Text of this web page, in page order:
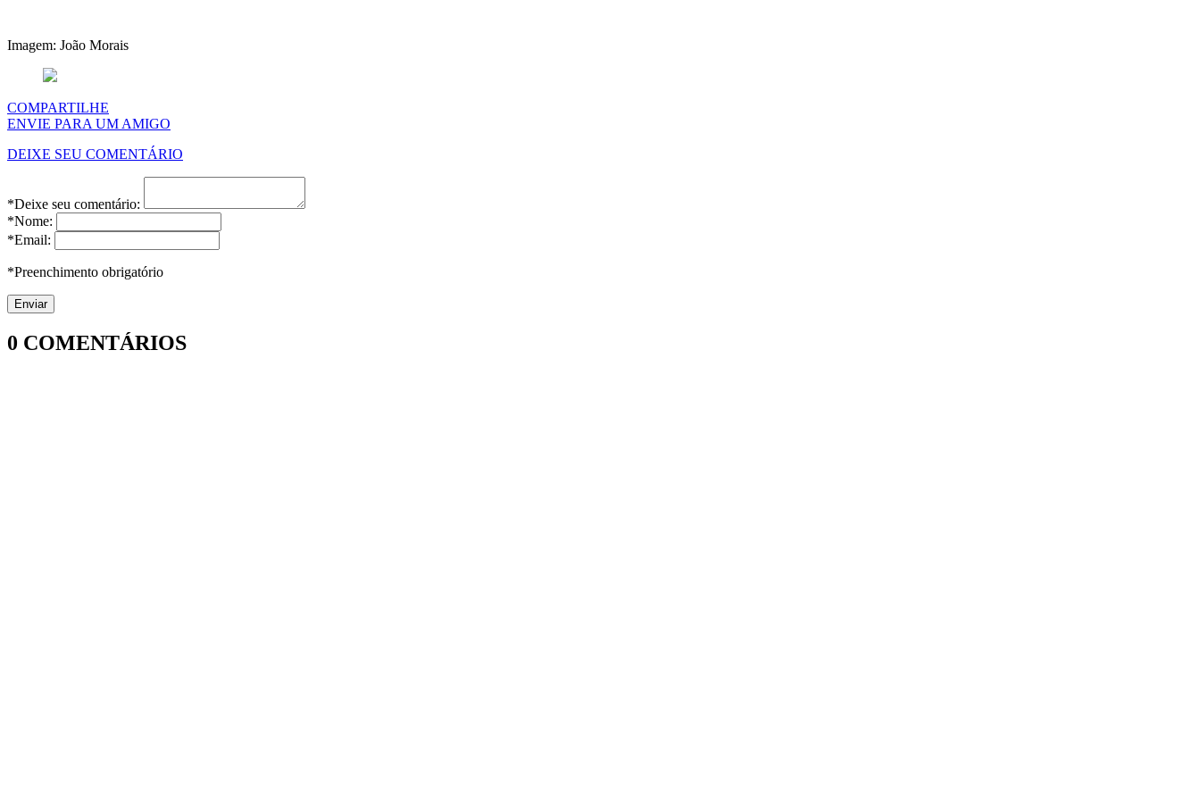
Imagem: João Morais
COMPARTILHE
ENVIE PARA UM AMIGO
DEIXE SEU COMENTÁRIO
*Deixe seu comentário:
*Nome:
*Email:
*Preenchimento obrigatório
0 COMENTÁRIOS